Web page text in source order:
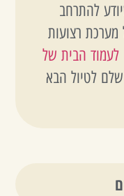
להתרחב
רצועות
לעמוד הבית של
לטיול הבא